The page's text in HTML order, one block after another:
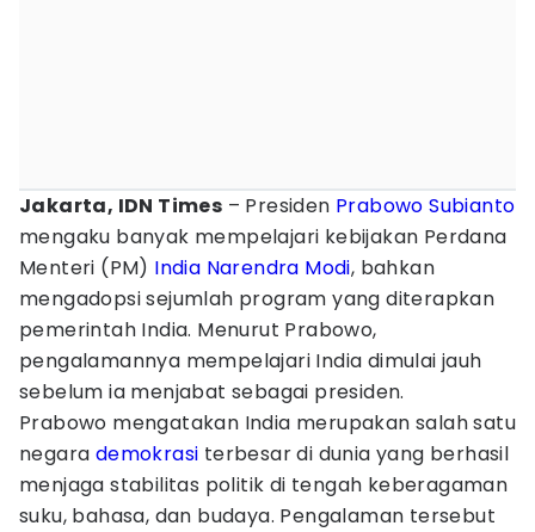
Jakarta, IDN Times – Presiden Prabowo Subianto
mengaku banyak mempelajari kebijakan Perdana
Menteri (PM) India Narendra Modi, bahkan
mengadopsi sejumlah program yang diterapkan
pemerintah India. Menurut Prabowo,
pengalamannya mempelajari India dimulai jauh
sebelum ia menjabat sebagai presiden.
Prabowo mengatakan India merupakan salah satu
negara demokrasi terbesar di dunia yang berhasil
menjaga stabilitas politik di tengah keberagaman
suku, bahasa, dan budaya. Pengalaman tersebut